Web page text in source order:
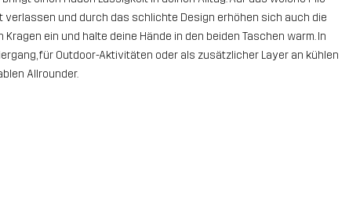
und durch das schlichte Design erhöhen sich auch die
ein und halte deine Hände in den beiden Taschen warm. In
für Outdoor-Aktivitäten oder als zusätzlicher Layer an kühlen
Allrounder.